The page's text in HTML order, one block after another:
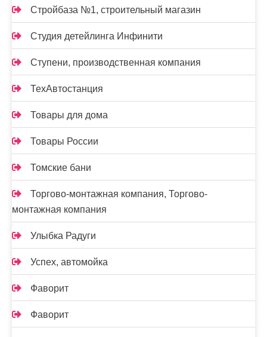
Стройбаза №1, строительный магазин
Студия детейлинга Инфинити
Ступени, производственная компания
ТехАвтостанция
Товары для дома
Товары России
Томские бани
Торгово-монтажная компания, Торгово-
монтажная компания
Улыбка Радуги
Успех, автомойка
Фаворит
Фаворит